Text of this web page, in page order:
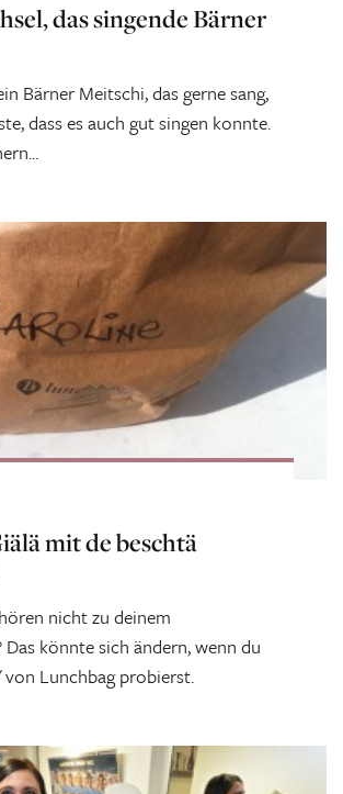
das singende Bärner
Bärner Meitschi, das gerne sang,
dass es auch gut singen konnte.
mit de beschtä
nicht zu deinem
Das könnte sich ändern, wenn du
von Lunchbag probierst.